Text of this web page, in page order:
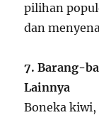
pilihan
dan
7. Barang-
Lainnya
Boneka